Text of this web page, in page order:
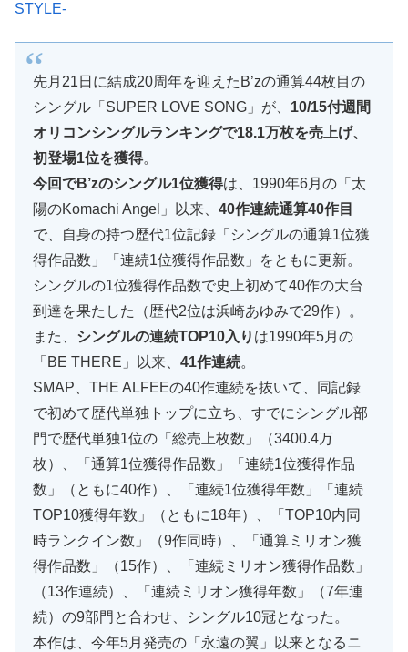
STYLE-
先月21日に結成20周年を迎えたB’zの通算44枚目の
シングル「SUPER LOVE SONG」が、 10/15付週間
オリコンシングルランキングで18.1万枚を売上げ、
初登場1位を獲得。
今回でB’zのシングル1位獲得は、1990年6月の「太
陽のKomachi Angel」以来、40作連続通算40作目
で、自身の持つ歴代1位記録「シングルの通算1位獲
得作品数」「連続1位獲得作品数」をともに更新。
シングルの1位獲得作品数で史上初めて40作の大台
到達を果たした（歴代2位は浜崎あゆみで29作）。
また、 シングルの連続TOP10入り は1990年5月の
「BE THERE」以来、41作連続。
SMAP、THE ALFEEの40作連続を抜いて、同記録
で初めて歴代単独トップに立ち、すでにシングル部
門で歴代単独1位の「総売上枚数」（3400.4万
枚）、「通算1位獲得作品数」「連続1位獲得作品
数」（ともに40作）、「連続1位獲得年数」「連続
TOP10獲得年数」（ともに18年）、「TOP10内同
時ランクイン数」（9作同時）、「通算ミリオン獲
得作品数」（15作）、「連続ミリオン獲得作品数」
（13作連続）、「連続ミリオン獲得年数」（7年連
続）の9部門と合わせ、シングル10冠となった。
本作は、今年5月発売の「永遠の翼」以来となるニ